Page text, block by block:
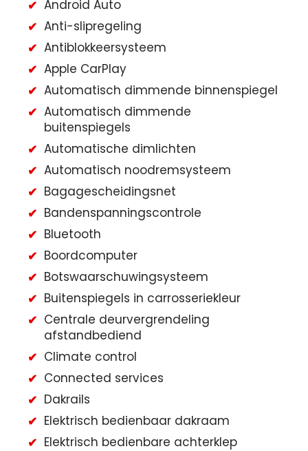
Android Auto
Anti-slipregeling
Antiblokkeersysteem
Apple CarPlay
Automatisch dimmende binnenspiegel
Automatisch dimmende
buitenspiegels
Automatische dimlichten
Automatisch noodremsysteem
Bagagescheidingsnet
Bandenspanningscontrole
Bluetooth
Boordcomputer
Botswaarschuwingsysteem
Buitenspiegels in carrosseriekleur
Centrale deurvergrendeling
afstandbediend
Climate control
Connected services
Dakrails
Elektrisch bedienbaar dakraam
Elektrisch bedienbare achterklep